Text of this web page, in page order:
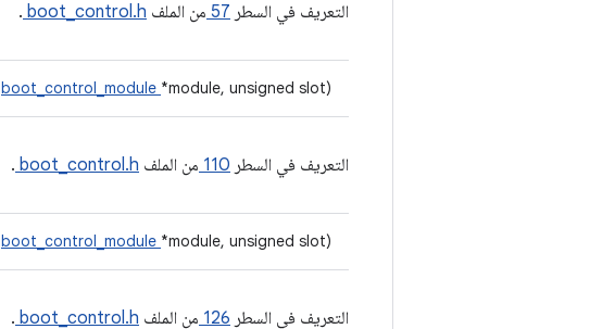
التعريف في السطر 57 من الملف boot_control.h
.
boot_control_module *module, unsigned slot)
التعريف في السطر 110 من الملف boot_control.h
.
boot_control_module *module, unsigned slot)
التعريف في السطر 126 من الملف boot_control.h
.